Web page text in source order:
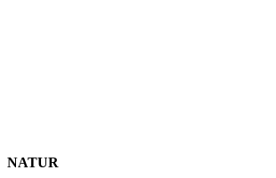
NATUR